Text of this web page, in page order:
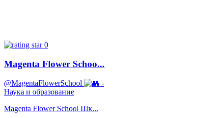
0
Magenta Flower Schoo...
@MagentaFlowerSchool
-
Наука и образование
Magenta Flower School Шк...